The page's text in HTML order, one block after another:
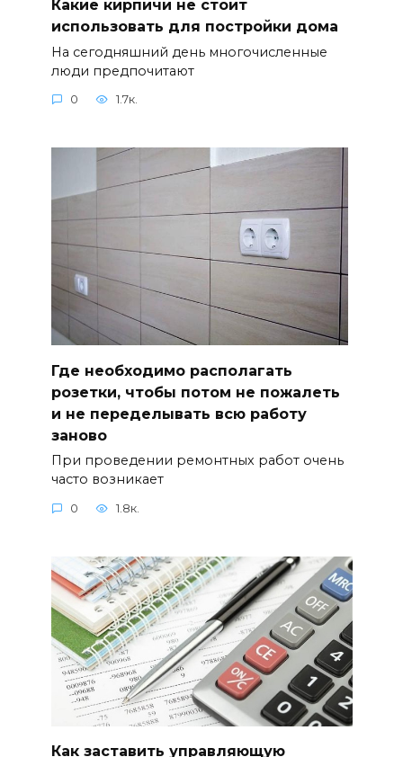
Какие кирпичи не стоит
использовать для постройки дома
На сегодняшний день многочисленные
люди предпочитают
0 1.7к.
Где необходимо располагать
розетки, чтобы потом не пожалеть
и не переделывать всю работу
заново
При проведении ремонтных работ очень
часто возникает
0 1.8к.
Как заставить управляющую